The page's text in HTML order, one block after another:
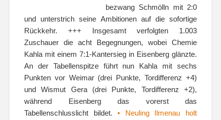
bezwang Schmölln mit 2:0
und unterstrich seine Ambitionen auf die sofortige
Rückkehr. +++ Insgesamt verfolgten 1.003
Zuschauer die acht Begegnungen, wobei Chemie
Kahla mit einem 7:1-Kantersieg in Eisenberg glänzte.
An der Tabellenspitze führt nun Kahla mit sechs
Punkten vor Weimar (drei Punkte, Tordifferenz +4)
und Wismut Gera (drei Punkte, Tordifferenz +2),
während Eisenberg das vorerst das
Tabellenschlusslicht bildet.• Neuling Ilmenau holt